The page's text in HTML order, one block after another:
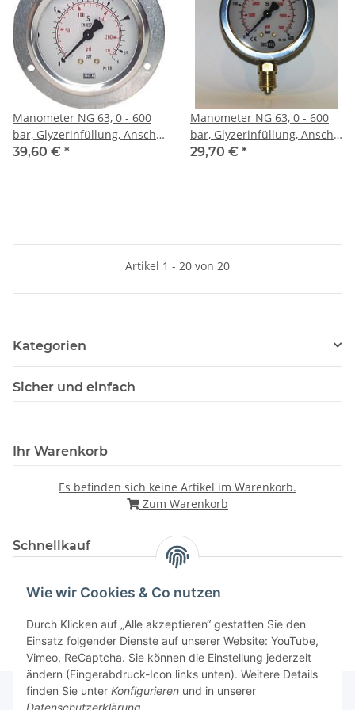
Wie wir Cookies & Co nutzen
Durch Klicken auf „Alle akzeptieren“ gestatten Sie den
Einsatz folgender Dienste auf unserer Website: YouTube,
Vimeo, ReCaptcha. Sie können die Einstellung jederzeit
ändern (Fingerabdruck-Icon links unten). Weitere Details
finden Sie unter Konfigurieren und in unserer
Manometer NG 63, 0 - 600
bar, Glyzerinfüllung, Anschl.
hinten
39,60 € *
Manometer NG 63, 0 - 600
bar, Glyzerinfüllung, Anschl.
unten
29,70 € *
Artikel 1 - 20 von 20
Kategorien
Sicher und einfach
Ihr Warenkorb
Es befinden sich keine Artikel im Warenkorb.
Zum Warenkorb
Schnellkauf